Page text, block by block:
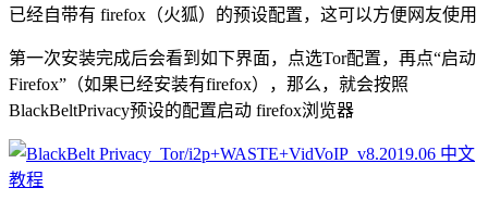
已经自带有 firefox（火狐）的预设配置，这可以方便网友使用
第一次安装完成后会看到如下界面，点选Tor配置，再点“启动
Firefox”（如果已经安装有firefox），那么，就会按照
BlackBeltPrivacy预设的配置启动 firefox浏览器